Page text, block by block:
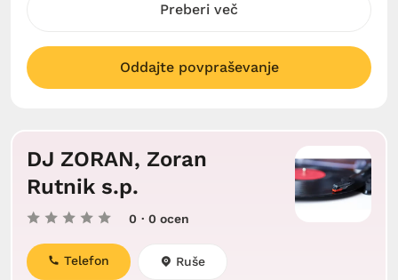
Preberi več
Oddajte povpraševanje
DJ ZORAN, Zoran
Rutnik s.p.
0 · 0 ocen
Telefon Ruše